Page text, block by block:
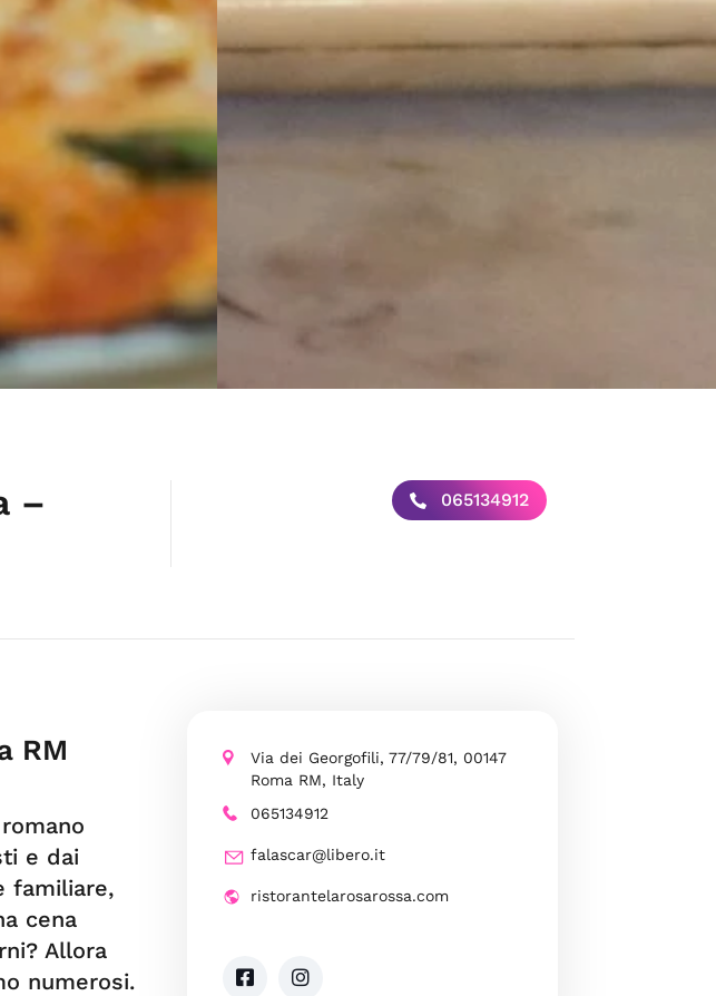
–
065134912
RM
e dai
familiare,
cena
Allora
numerosi.
Via dei Georgofili, 77/79/81, 00147
Roma RM, Italy
065134912
falascar@libero.it
ristorantelarosarossa.com